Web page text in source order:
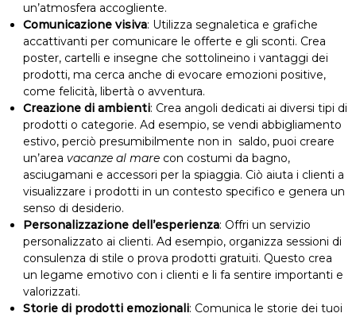
un’atmosfera accogliente.
Comunicazione visiva: Utilizza segnaletica e grafiche
accattivanti per comunicare le offerte e gli sconti. Crea
poster, cartelli e insegne che sottolineino i vantaggi dei
prodotti, ma cerca anche di evocare emozioni positive,
come felicità, libertà o avventura.
Creazione di ambienti: Crea angoli dedicati ai diversi tipi di
prodotti o categorie. Ad esempio, se vendi abbigliamento
estivo, perciò presumibilmente non in saldo, puoi creare
un’area vacanze al marecon costumi da bagno,
asciugamani e accessori per la spiaggia. Ciò aiuta i clienti a
visualizzare i prodotti in un contesto specifico e genera un
senso di desiderio.
Personalizzazione dell’esperienza: Offri un servizio
personalizzato ai clienti. Ad esempio, organizza sessioni di
consulenza di stile o prova prodotti gratuiti. Questo crea
un legame emotivo con i clienti e li fa sentire importanti e
valorizzati.
Storie di prodotti emozionali: Comunica le storie dei tuoi